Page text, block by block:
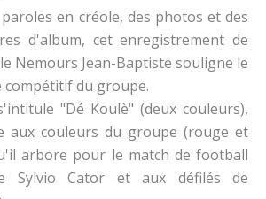
paroles en créole, des photos et des
d'album, cet enregistrement de
Nemours Jean-Baptiste souligne le
compétitif du groupe.
"Dé Koulè" (deux couleurs),
aux couleurs du groupe (rouge et
arbore pour le match de football
Sylvio Cator et aux défilés de